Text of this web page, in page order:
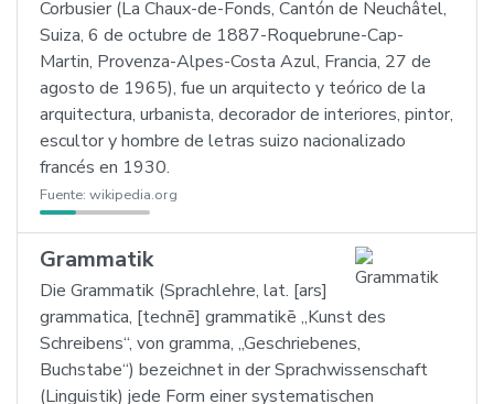
Corbusier (La Chaux-de-Fonds, Cantón de Neuchâtel,
Suiza, 6 de octubre de 1887-Roquebrune-Cap-
Martin, Provenza-Alpes-Costa Azul, Francia, 27 de
agosto de 1965), fue un arquitecto y teórico de la
arquitectura, urbanista, decorador de interiores, pintor,
escultor y hombre de letras suizo nacionalizado
francés en 1930.
Fuente: wikipedia.org
Grammatik
Die Grammatik (Sprachlehre, lat. [ars]
grammatica, [technē] grammatikē „Kunst des
Schreibens“, von gramma, „Geschriebenes,
Buchstabe“) bezeichnet in der Sprachwissenschaft
(Linguistik) jede Form einer systematischen